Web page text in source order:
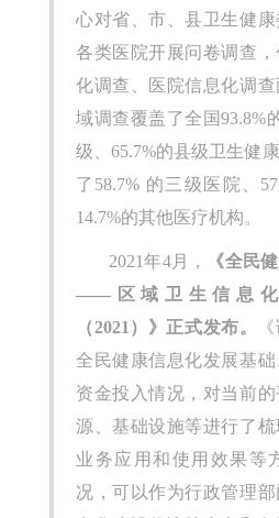
心对省、市、县卫生健
各类医院开展问卷调查
化调查、医院信息化调
域调查覆盖了全国93.8%
级、65.7%的县级卫生健
了58.7% 的三级医院、
14.7%的其他医疗机构。
2021年4月，
《全民
——区域卫生信息
（2021）》正式发布。
全民健康信息化发展基础
资金投入情况，对当前
源、基础设施等进行了梳
业务应用和使用效果等
况，可以作为行政管理